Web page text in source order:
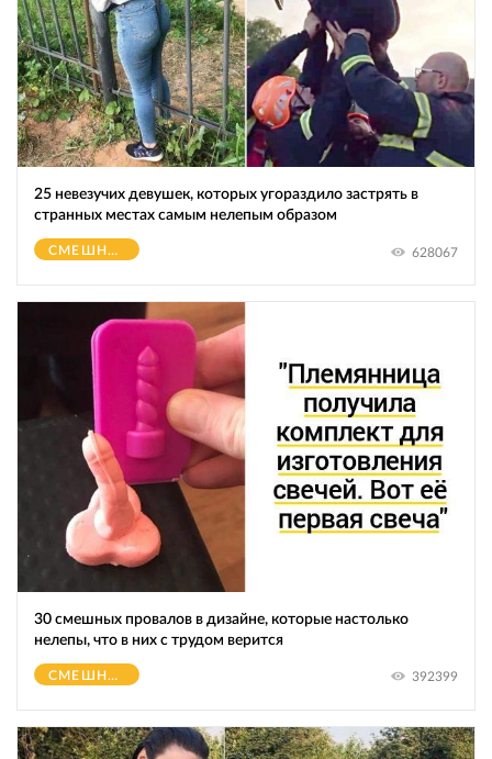
25 невезучих девушек, которых угораздило застрять в
странных местах самым нелепым образом
СМЕШНОЕ 628067
30 смешных провалов в дизайне, которые настолько
нелепы, что в них с трудом верится
СМЕШНОЕ 392399